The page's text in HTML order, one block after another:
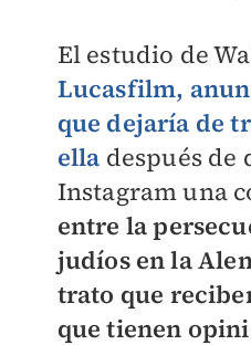
El estudio de
Lucasfilm,
que dejaría de
ella después de
Instagram una
entre la
judíos en la
trato que
que tienen